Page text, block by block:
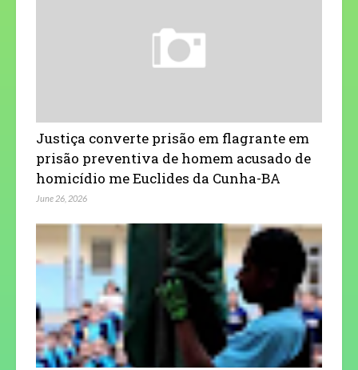
Justiça converte prisão em flagrante em
prisão preventiva de homem acusado de
homicídio me Euclides da Cunha-BA
June 26, 2026